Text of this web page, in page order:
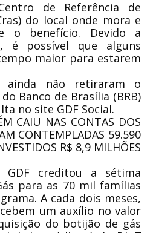
de Referência de
do local onde mora e
o benefício. Devido a
é possível que alguns
maior para estarem
ainda não retiraram o
Banco de Brasília (BRB)
no site GDF Social.
CAIU NAS CONTAS DOS
CONTEMPLADAS 59.590
R$ 8,9 MILHÕES
GDF creditou a sétima
para as 70 mil famílias
A cada dois meses,
um auxílio no valor
do botijão de gás